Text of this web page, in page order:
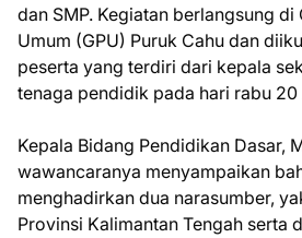
dan SMP. Kegiatan berlangsung di
Umum (GPU) Puruk Cahu dan
peserta yang terdiri dari kepala
tenaga pendidik pada hari rabu
Kepala Bidang Pendidikan Dasar,
wawancaranya menyampaikan
menghadirkan dua narasumber,
Provinsi Kalimantan Tengah serta